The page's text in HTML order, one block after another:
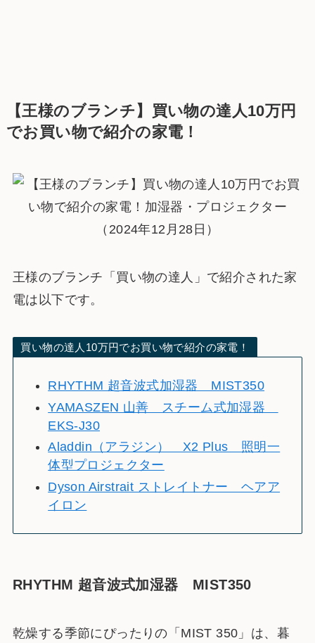
【王様のブランチ】買い物の達人10万円
でお買い物で紹介の家電！
王様のブランチ「買い物の達人」で紹介された家
電は以下です。
買い物の達人10万円でお買い物で紹介の家電！
RHYTHM 超音波式加湿器 MIST350
YAMASZEN 山善 スチーム式加湿器
EKS-J30
Aladdin（アラジン） X2 Plus 照明一
体型プロジェクター
Dyson Airstrait ストレイトナー ヘアア
イロン
RHYTHM 超音波式加湿器 MIST350
乾燥する季節にぴったりの「MIST 350」は、暮